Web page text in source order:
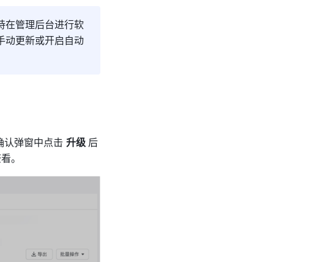
在管理后台进行软
动更新或开启自动
认弹窗中点击 升级 后
。